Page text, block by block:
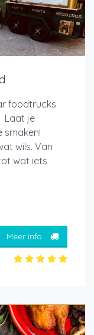
foodtrucks
Laat je
smaken!
wils. Van
wat iets
Meer info